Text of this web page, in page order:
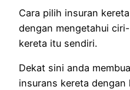
Cara pilih insuran
dengan mengetahui
kereta itu sendiri.
Dekat sini anda
insurans kereta dengan